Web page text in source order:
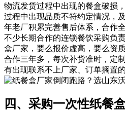
物流发货过程中出现的餐盒破损
过程中出现品质不符约定情况，
年老厂积累完善售后体系，合作全
不少长期合作的连锁餐饮采购负
盒厂家，要么报价虚高，要么资
合作三年多，每次补货准时，定
有出现联系不上厂家、订单搁置
四、采购一次性纸餐